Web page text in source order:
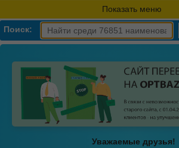
Показать меню
Поиск:
Уважаемые друзья!